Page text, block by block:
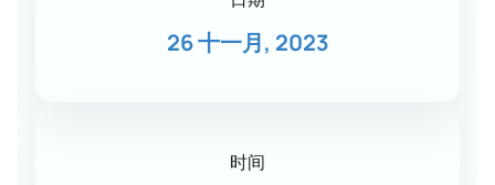
26 十一月, 2023
时间